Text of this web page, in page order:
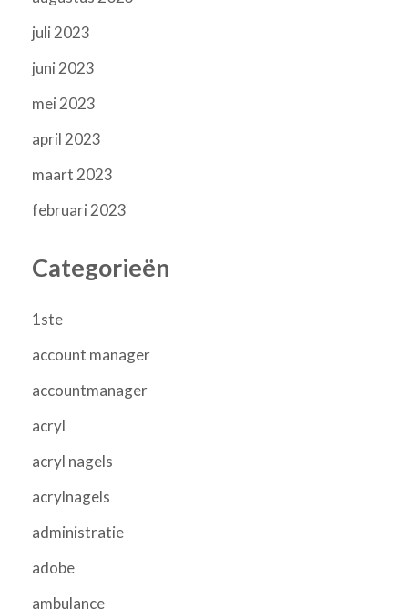
juli 2023
juni 2023
mei 2023
april 2023
maart 2023
februari 2023
Categorieën
1ste
account manager
accountmanager
acryl
acryl nagels
acrylnagels
administratie
adobe
ambulance